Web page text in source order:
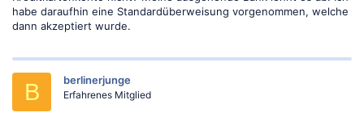
habe daraufhin eine Standardüberweisung vorgenommen, welche
dann akzeptiert wurde.
B berlinerjunge
Erfahrenes Mitglied